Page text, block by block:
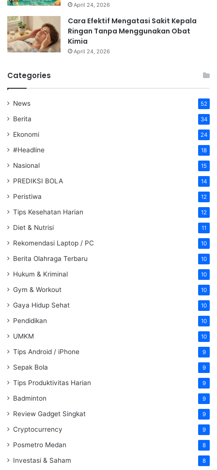
April 24, 2026
Cara Efektif Mengatasi Sakit Kepala
Ringan Tanpa Menggunakan Obat
Kimia
April 24, 2026
Categories
News 52
Berita 34
Ekonomi 24
#Headline 18
Nasional 15
PREDIKSI BOLA 14
Peristiwa 12
Tips Kesehatan Harian 12
Diet & Nutrisi 11
Rekomendasi Laptop / PC 10
Berita Olahraga Terbaru 10
Hukum & Kriminal 10
Gym & Workout 10
Gaya Hidup Sehat 10
Pendidikan 10
UMKM 10
Tips Android / iPhone 9
Sepak Bola 9
Tips Produktivitas Harian 9
Badminton 9
Review Gadget Singkat 9
Cryptocurrency 9
Posmetro Medan 8
Investasi & Saham 8